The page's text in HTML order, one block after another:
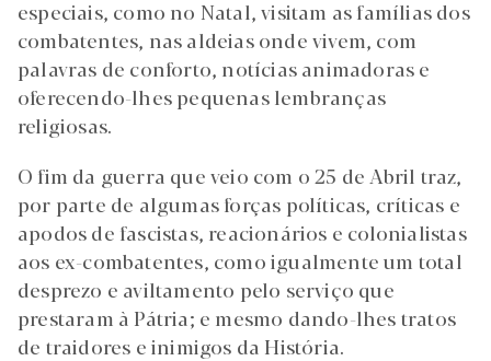
especiais, como no Natal, visitam as famílias dos
combatentes, nas aldeias onde vivem, com
palavras de conforto, notícias animadoras e
oferecendo-lhes pequenas lembranças
religiosas.
O fim da guerra que veio com o 25 de Abril traz,
por parte de algumas forças políticas, críticas e
apodos de fascistas, reacionários e colonialistas
aos ex-combatentes, como igualmente um total
desprezo e aviltamento pelo serviço que
prestaram à Pátria; e mesmo dando-lhes tratos
de traidores e inimigos da História.